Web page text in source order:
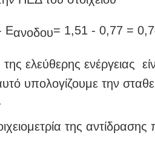
Εανοδου= 1,51 - 0,77 =
ελεύθερης ενέργειας
υπολογίζουμε την
της αντίδρασης